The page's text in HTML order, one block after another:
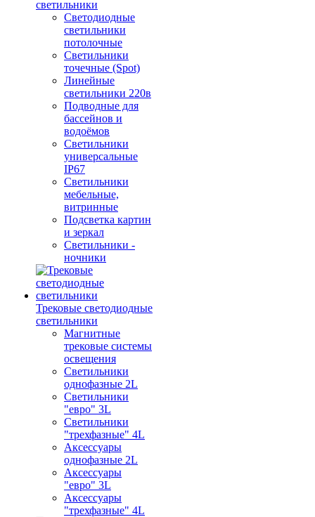
светильники
Светодиодные
светильники
потолочные
Светильники
точечные (Spot)
Линейные
светильники 220в
Подводные для
бассейнов и
водоёмов
Светильники
универсальные
IP67
Светильники
мебельные,
витринные
Подсветка картин
и зеркал
Светильники -
ночники
Трековые светодиодные
светильники
Магнитные
трековые системы
освещения
Светильники
однофазные 2L
Светильники
"евро" 3L
Светильники
"трехфазные" 4L
Аксессуары
однофазные 2L
Аксессуары
"евро" 3L
Аксессуары
"трехфазные" 4L